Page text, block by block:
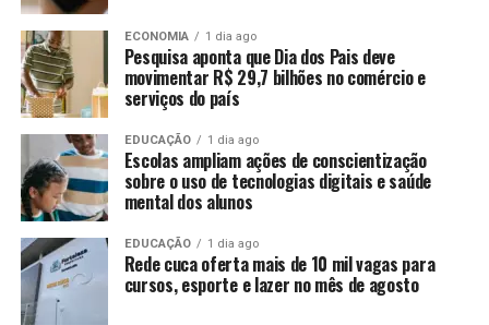
ECONOMIA 1 dia ago
Pesquisa aponta que Dia dos Pais deve
movimentar R$ 29,7 bilhões no comércio e
serviços do país
EDUCAÇÃO 1 dia ago
Escolas ampliam ações de conscientização
sobre o uso de tecnologias digitais e saúde
mental dos alunos
EDUCAÇÃO 1 dia ago
Rede cuca oferta mais de 10 mil vagas para
cursos, esporte e lazer no mês de agosto